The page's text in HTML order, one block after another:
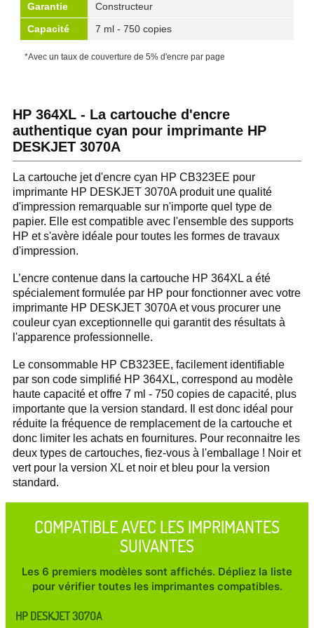
Garantie
Constructeur
Capacité
7 ml - 750 copies
*Avec un taux de couverture de 5% d'encre par page
HP 364XL - La cartouche d'encre
authentique cyan pour imprimante HP
DESKJET 3070A
La cartouche jet d'encre cyan HP CB323EE pour
imprimante HP DESKJET 3070A produit une qualité
d'impression remarquable sur n'importe quel type de
papier. Elle est compatible avec l'ensemble des supports
HP et s'avère idéale pour toutes les formes de travaux
d'impression.
L’encre contenue dans la cartouche HP 364XL a été
spécialement formulée par HP pour fonctionner avec votre
imprimante HP DESKJET 3070A et vous procurer une
couleur cyan exceptionnelle qui garantit des résultats à
l'apparence professionnelle.
Le consommable HP CB323EE, facilement identifiable
par son code simplifié HP 364XL, correspond au modèle
haute capacité et offre 7 ml - 750 copies de capacité, plus
importante que la version standard. Il est donc idéal pour
réduite la fréquence de remplacement de la cartouche et
donc limiter les achats en fournitures. Pour reconnaitre les
deux types de cartouches, fiez-vous à l'emballage ! Noir et
vert pour la version XL et noir et bleu pour la version
standard.
COMPATIBLE AVEC LES IMPRIMANTES
SUIVANTES
Les 6 premiers modèles sont affichés. Dépliez la liste
pour vérifier toutes les imprimantes compatibles.
HP DESKJET 3070A